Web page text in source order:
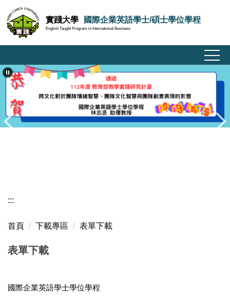
到
主
要
容
區
實踐大學 國際企業英語學士/碩士學位學程
English Taught Program in International Business
:::
首頁 下載專區 表單下載
表單下載
國際企業英語學士學位學程